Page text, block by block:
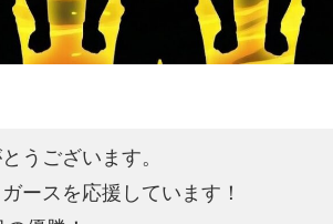
うございます。
ースを応援しています！